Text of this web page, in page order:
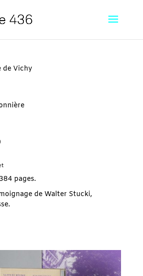
de Vichy
pages.
de Walter Stucki,